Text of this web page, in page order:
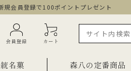
規会員登録で100ポイントプレゼント
会員登録 カート
名菓 森八の定番商品